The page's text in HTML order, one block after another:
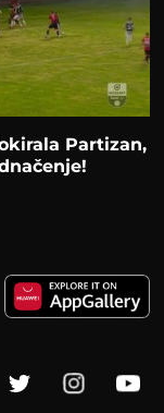
Partizan,